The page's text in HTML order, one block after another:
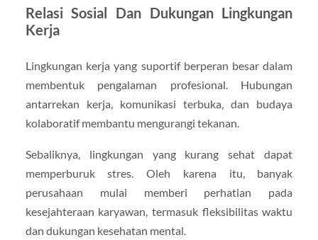
Relasi Sosial Dan Dukungan Lingkungan
Kerja
Lingkungan kerja yang suportif berperan besar dalam
membentuk pengalaman profesional. Hubungan
antarrekan kerja, komunikasi terbuka, dan budaya
kolaboratif membantu mengurangi tekanan.
Sebaliknya, lingkungan yang kurang sehat dapat
memperburuk stres. Oleh karena itu, banyak
perusahaan mulai memberi perhatian pada
kesejahteraan karyawan, termasuk fleksibilitas waktu
dan dukungan kesehatan mental.